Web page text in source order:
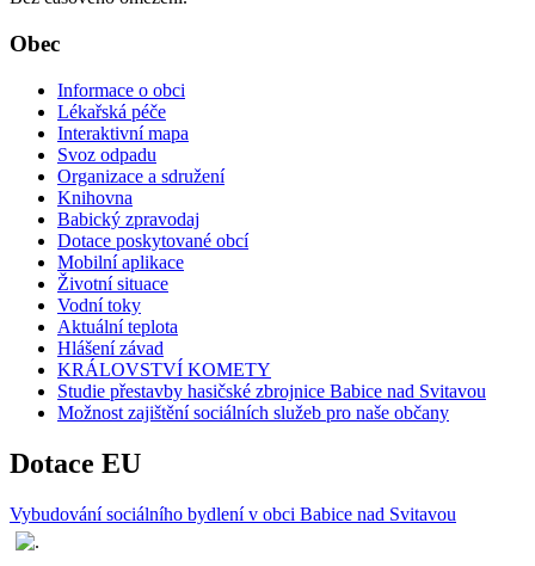
Obec
Informace o obci
Lékařská péče
Interaktivní mapa
Svoz odpadu
Organizace a sdružení
Knihovna
Babický zpravodaj
Dotace poskytované obcí
Mobilní aplikace
Životní situace
Vodní toky
Aktuální teplota
Hlášení závad
KRÁLOVSTVÍ KOMETY
Studie přestavby hasičské zbrojnice Babice nad Svitavou
Možnost zajištění sociálních služeb pro naše občany
Dotace EU
Vybudování sociálního bydlení v obci Babice nad Svitavou